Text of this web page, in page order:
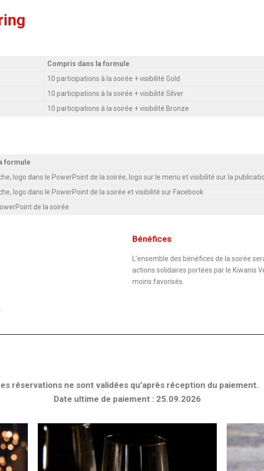
Compris dans la formule
10 participations à la soirée + visibilité Gold
10 participations à la soirée + visibilité Silver
10 participations à la soirée + visibilité Bronze
formule
logo dans le PowerPoint de la soirée, logo sur le menu et visibilité sur la
logo dans le PowerPoint de la soirée et visibilité sur Facebook
de la soirée
Bénéfices
L’ensemble des bénéfices de la soirée
actions solidaires portées par le Kiwanis
moins favorisés.
réservations ne sont validées qu’après réception du paiement.
Date ultime de paiement : 25.09.2026